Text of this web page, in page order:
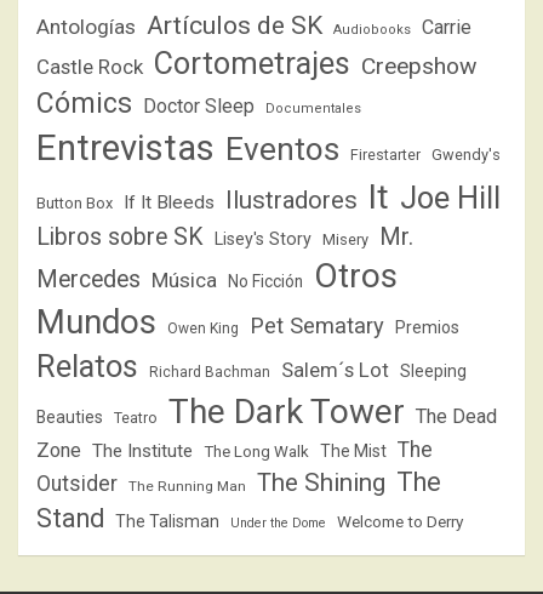
Antologías Artículos de SK Audiobooks Carrie
Castle Rock Cortometrajes Creepshow
Cómics Doctor Sleep Documentales
Entrevistas Eventos Firestarter Gwendy's
Button Box If It Bleeds Ilustradores It Joe Hill
Libros sobre SK Lisey's Story Misery
Mr.
Mercedes Música No Ficción
Otros
Mundos
Owen King Pet Sematary Premios
Relatos Richard Bachman Salem´s Lot Sleeping
Beauties Teatro The Dark Tower The Dead
Zone The Institute The Long Walk The Mist The
Outsider
The Running Man The Shining The
Stand
The Talisman Under the Dome Welcome to Derry